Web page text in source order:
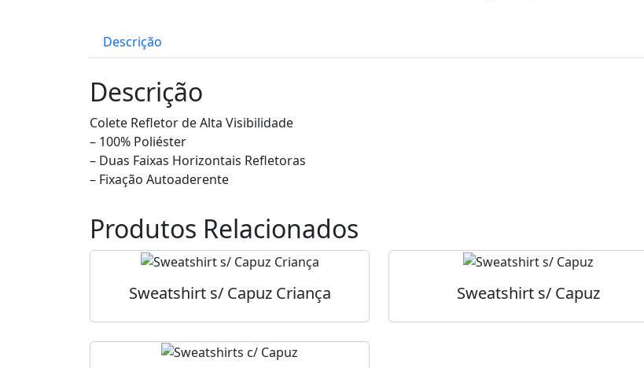
Descrição
Descrição
Colete Refletor de Alta Visibilidade
– 100% Poliéster
– Duas Faixas Horizontais Refletoras
– Fixação Autoaderente
Produtos Relacionados
Sweatshirt s/ Capuz Criança Sweatshirt s/ Capuz